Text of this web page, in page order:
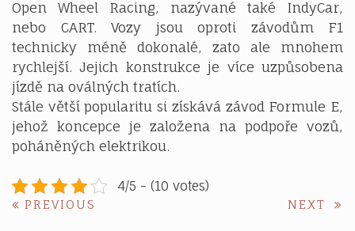
Open Wheel Racing, nazývané také IndyCar,
nebo CART. Vozy jsou oproti závodům F1
technicky méně dokonalé, zato ale mnohem
rychlejší. Jejich konstrukce je více uzpůsobena
jízdě na oválných tratích.
Stále větší popularitu si získává závod Formule E,
jehož koncepce je založena na podpoře vozů,
poháněných elektrikou.
4/5 - (10 votes)
Navigace
PREVIOUS NEXT